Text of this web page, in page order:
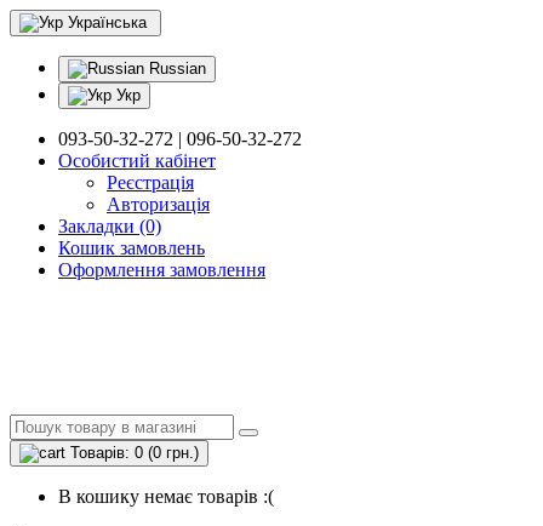
Українська
Russian
Укр
093-50-32-272 | 096-50-32-272
Особистий кабінет
Реєстрація
Авторизація
Закладки (0)
Кошик замовлень
Оформлення замовлення
Товарів: 0 (0 грн.)
В кошику немає товарів :(